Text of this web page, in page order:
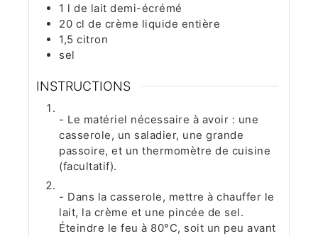
1 l de lait demi-écrémé
20 cl de crème liquide entière
1,5 citron
sel
INSTRUCTIONS
- Le matériel nécessaire à avoir : une
casserole, un saladier, une grande
passoire, et un thermomètre de cuisine
(facultatif).
- Dans la casserole, mettre à chauffer le
lait, la crème et une pincée de sel.
Éteindre le feu à 80°C, soit un peu avant